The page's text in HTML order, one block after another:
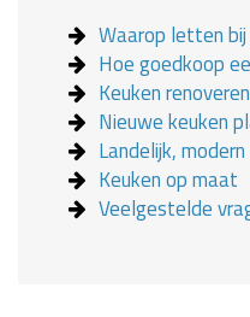
Waarop letten
Hoe goedkoop
Keuken
Nieuwe keuken
Landelijk,
Keuken op maat
Veelgestelde